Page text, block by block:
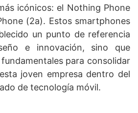
icónicos: el Nothing Phone
(2a). Estos smartphones
un punto de referencia
e innovación, sino que
para consolidar
joven empresa dentro del
de tecnología móvil.